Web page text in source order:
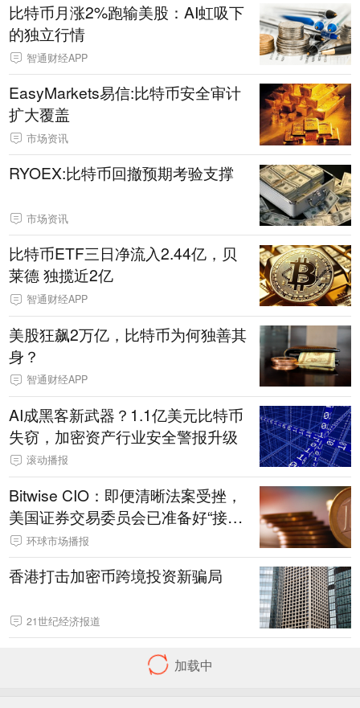
比特币月涨2%跑输美股：AI虹吸下
的独立行情
智通财经APP
EasyMarkets易信:比特币安全审计
扩大覆盖
市场资讯
RYOEX:比特币回撤预期考验支撑
市场资讯
比特币ETF三日净流入2.44亿，贝
莱德 独揽近2亿
智通财经APP
美股狂飙2万亿，比特币为何独善其
身？
智通财经APP
AI成黑客新武器？1.1亿美元比特币
失窃，加密资产行业安全警报升级
滚动播报
Bitwise CIO：即便清晰法案受挫，
美国证券交易委员会已准备好“接
棒”，加密行业前行不可逆转
环球市场播报
香港打击加密币跨境投资新骗局
21世纪经济报道
Bitwise CIO：即便清晰法案受挫，
美国证券交易委员会已准备好“接